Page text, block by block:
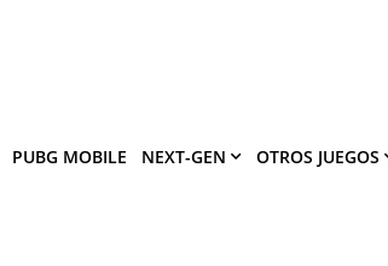
PUBG MOBILE NEXT-GEN OTROS JUEGOS